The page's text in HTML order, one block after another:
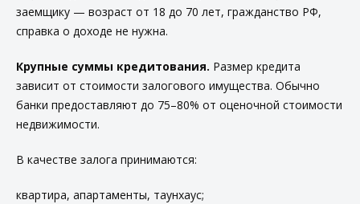
заемщику — возраст от 18 до 70 лет, гражданство РФ,
справка о доходе не нужна.
Крупные суммы кредитования. Размер кредита
зависит от стоимости залогового имущества. Обычно
банки предоставляют до 75–80% от оценочной стоимости
недвижимости.
В качестве залога принимаются:
квартира, апартаменты, таунхаус;